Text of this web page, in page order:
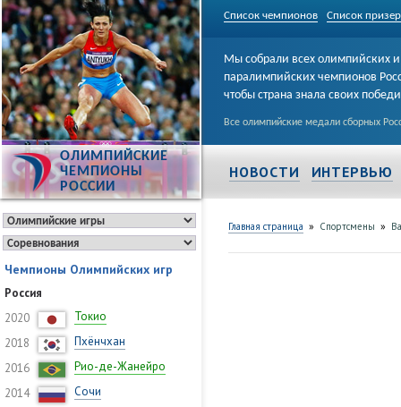
Список чемпионов Список
ОЛИМПИЙСКИЕ
ЧЕМПИОНЫ
РОССИИ
Мы собрали всех олимпийских и
паралимпийских чемпионов
чтобы страна знала своих
Все олимпийские медали сборных
НОВОСТИ ИНТЕРВЬЮ
Чемпионы Олимпийских игр
Россия
2020
Токио
2018
Пхёнчхан
2016
Рио-де-Жанейро
2014
Сочи
Главная страница » Спортсмены »